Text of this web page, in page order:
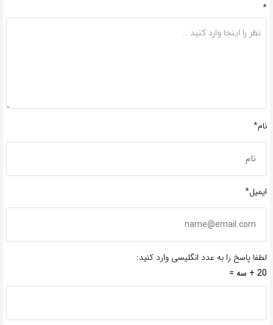
*
نام*
ایمیل*
لطفا پاسخ را به عدد انگلیسی وارد کنید:
20 + سه =